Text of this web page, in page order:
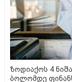
ზოდიაქოს 4
ბოლომდე